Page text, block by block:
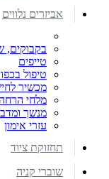
אביזרים נלווים
בקבוקים,
טייפים
טיפול
מכשיר
מלחי
מנשך
עזרי אימון
תחזוקת ציוד
שוברי קניה